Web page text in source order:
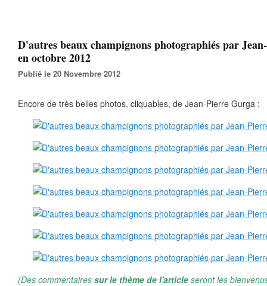
D'autres beaux champignons photographiés par
en octobre 2012
Publié le 20 Novembre 2012
Encore de très belles photos, cliquables, de Jean-Pierre Gurga :
(Des commentaires sur le thème de l'article seront les